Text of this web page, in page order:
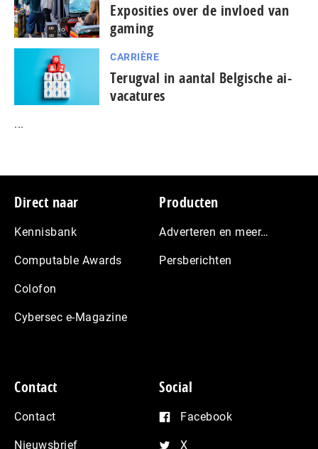
Exposities over de invloed van
gaming
CARRIÈRE
Terugval in aantal Belgische ai-
vacatures
...
Footer
Direct naar
Kennisbank
Computable Awards
Colofon
Cybersec e-Magazine
Producten
Adverteren en meer…
Persberichten
Contact
Contact
Nieuwsbrief
Social
Facebook
X